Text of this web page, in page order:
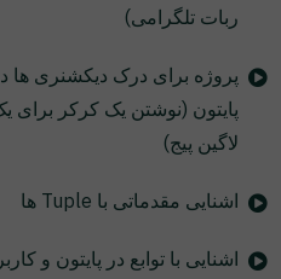
ربات تلگرامی)
پروژه برای درک دیکشنری ها
پایتون (نوشتن یک کرکر برای
لاگین پیج)
اشنایی مقدماتی با Tuple ها
اشنایی با توابع در پایتون و